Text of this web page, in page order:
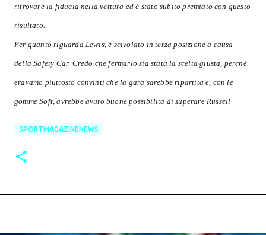
ritrovare la fiducia nella vettura ed è stato subito premiato con questo
risultato.
Per quanto riguarda Lewis, è scivolato in terza posizione a causa
della Safety Car. Credo che fermarlo sia stata la scelta giusta, perché
eravamo piuttosto convinti che la gara sarebbe ripartita e, con le
gomme Soft, avrebbe avuto buone possibilità di superare Russell
SPORTMAGAZINENEWS